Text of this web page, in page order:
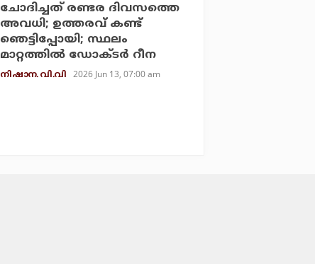
ചോദിച്ചത് രണ്ടര ദിവസത്തെ
അവധി; ഉത്തരവ് കണ്ട്
ഞെട്ടിപ്പോയി; സ്ഥലം
മാറ്റത്തില്‍ ഡോക്ടര്‍ റീന
നിഷാന. വി.വി 2026 Jun 13, 07:00 am